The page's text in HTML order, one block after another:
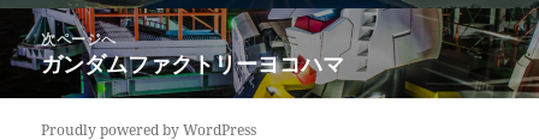
ゲ
シ
投
稿:
次ページへ
次
投
ガンダムファクトリーヨコハマ
Proudly powered by WordPress